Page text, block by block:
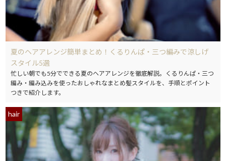
夏のヘアアレンジ簡単まとめ！くるりんぱ・三つ編みで涼しげ
スタイル5選
忙しい朝でも5分でできる夏のヘアアレンジを徹底解説。くるりんぱ・三つ
編み・編み込みを使ったおしゃれなまとめ髪スタイルを、手順とポイント
つきで紹介します。
hair